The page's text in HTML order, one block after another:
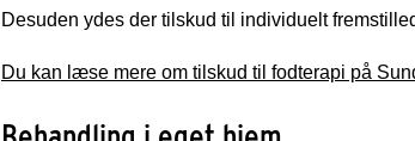
Desuden ydes der tilskud til individuelt
Du kan læse mere om tilskud til fodterapi på